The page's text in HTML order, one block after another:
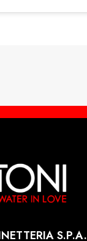
S.P.A.